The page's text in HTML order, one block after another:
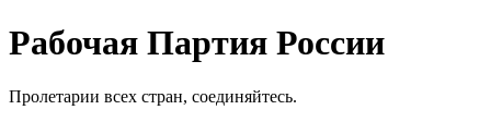
Рабочая Партия России
Пролетарии всех стран, соединяйтесь.